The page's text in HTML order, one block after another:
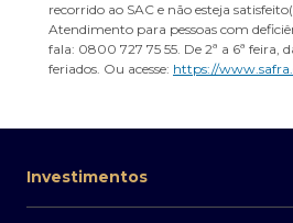
recorrido ao SAC e não esteja
Atendimento para pessoas com
fala: 0800 727 75 55. De 2ª a 6ª feira,
feriados. Ou acesse: https://
Investimentos